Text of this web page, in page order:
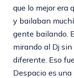
que lo mejor era
y bailaban
gente bailando.
mirando al Dj
diferente. Eso
Despacio es